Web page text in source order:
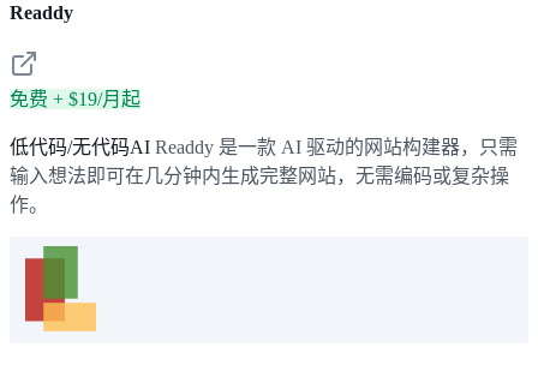
Readdy
免费 + $19/月起
低代码/无代码AI Readdy 是一款 AI 驱动的网站构建器，只需
输入想法即可在几分钟内生成完整网站，无需编码或复杂操
作。